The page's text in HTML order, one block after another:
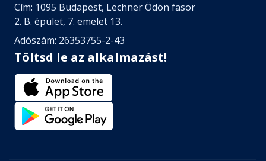
Cím: 1095 Budapest, Lechner Ödön fasor
2. B. épület, 7. emelet 13.
Adószám: 26353755-2-43
Töltsd le az alkalmazást!